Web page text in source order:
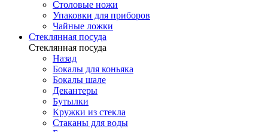
Столовые ножи
Упаковки для приборов
Чайные ложки
Стеклянная посуда
Стеклянная посуда
Назад
Бокалы для коньяка
Бокалы шале
Декантеры
Бутылки
Кружки из стекла
Стаканы для воды